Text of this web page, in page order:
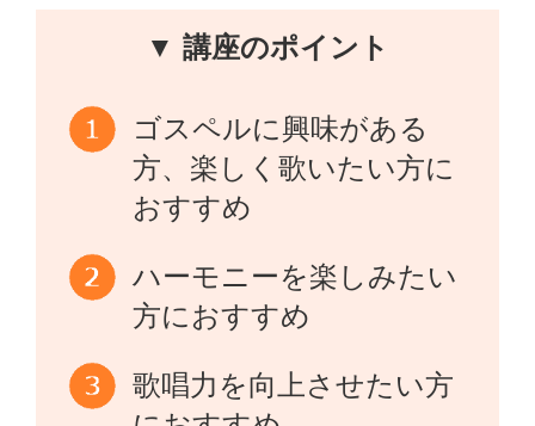
▼ 講座のポイント
ゴスペルに興味がある
方、楽しく歌いたい方に
おすすめ
ハーモニーを楽しみたい
方におすすめ
歌唱力を向上させたい方